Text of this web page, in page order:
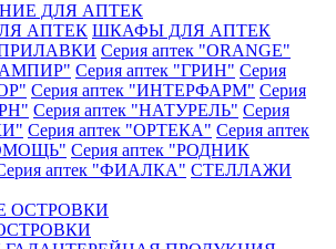
ДЛЯ АПТЕК
АПТЕК ШКАФЫ ДЛЯ АПТЕК
Серия аптек "ORANGE"
"АМПИР" Серия аптек "ГРИН" Серия
Серия аптек "ИНТЕРФАРМ" Серия
Серия аптек "НАТУРЕЛЬ" Серия
Серия аптек "ОРТЕКА" Серия аптек
Серия аптек "РОДНИК
аптек "ФИАЛКА" СТЕЛЛАЖИ